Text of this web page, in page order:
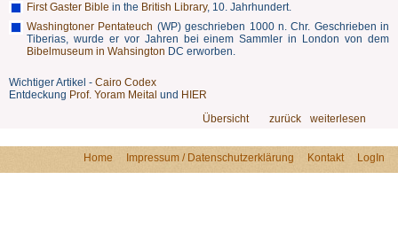
First Gaster Bible in the British Library, 10. Jahrhundert.
Washingtoner Pentateuch (WP) geschrieben 1000 n. Chr. Geschrieben in
Tiberias, wurde er vor Jahren bei einem Sammler in London von dem
Bibelmuseum in Wahsington DC erworben.
Wichtiger Artikel - Cairo Codex
Entdeckung Prof. Yoram Meital und HIER
Übersicht
zurück weiterlesen
Home Impressum / Datenschutzerklärung Kontakt LogIn